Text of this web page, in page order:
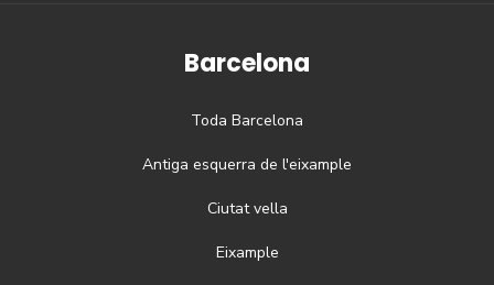
Barcelona
Toda Barcelona
Antiga esquerra de l'eixample
Ciutat vella
Eixample